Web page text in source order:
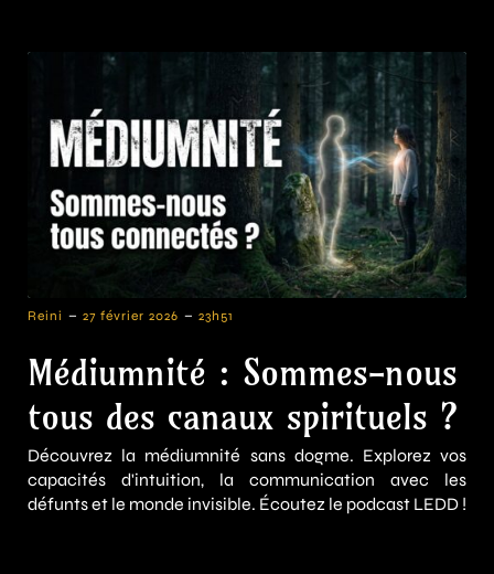
Reini - 27 février 2026 - 23h51
Médiumnité : Sommes-nous
tous des canaux spirituels ?
Découvrez la médiumnité sans dogme. Explorez vos
capacités d'intuition, la communication avec les
défunts et le monde invisible. Écoutez le podcast LEDD !